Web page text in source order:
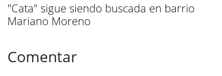
"Cata" sigue siendo buscada en barrio
Mariano Moreno
Comentar